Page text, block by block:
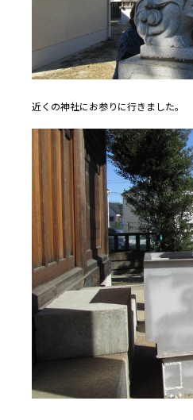
近くの神社にお参りに行きました。